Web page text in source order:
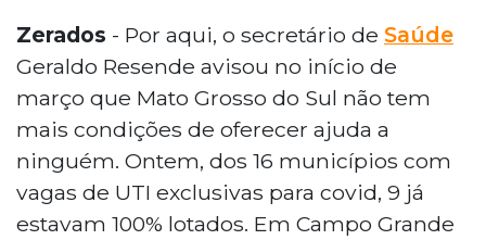
Zerados - Por aqui, o secretário de Saúde
Geraldo Resende avisou no início de
março que Mato Grosso do Sul não tem
mais condições de oferecer ajuda a
ninguém. Ontem, dos 16 municípios com
vagas de UTI exclusivas para covid, 9 já
estavam 100% lotados. Em Campo Grande